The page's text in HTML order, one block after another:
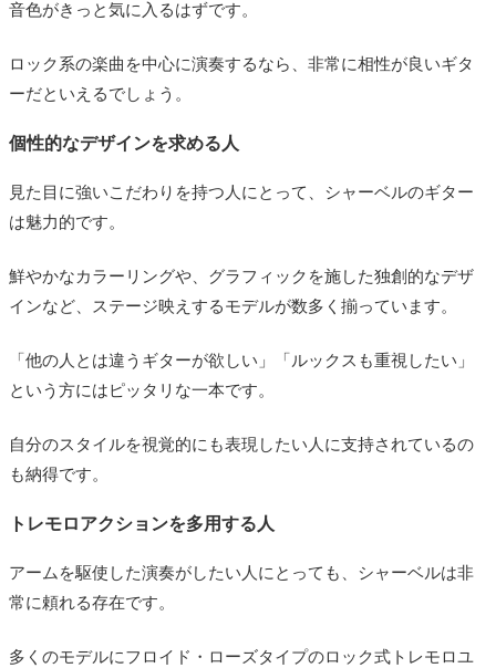
音色がきっと気に入るはずです。
ロック系の楽曲を中心に演奏するなら、非常に相性が良いギタ
ーだといえるでしょう。
個性的なデザインを求める人
見た目に強いこだわりを持つ人にとって、シャーベルのギター
は魅力的です。
鮮やかなカラーリングや、グラフィックを施した独創的なデザ
インなど、ステージ映えするモデルが数多く揃っています。
「他の人とは違うギターが欲しい」「ルックスも重視したい」
という方にはピッタリな一本です。
自分のスタイルを視覚的にも表現したい人に支持されているの
も納得です。
トレモロアクションを多用する人
アームを駆使した演奏がしたい人にとっても、シャーベルは非
常に頼れる存在です。
多くのモデルにフロイド・ローズタイプのロック式トレモロユ